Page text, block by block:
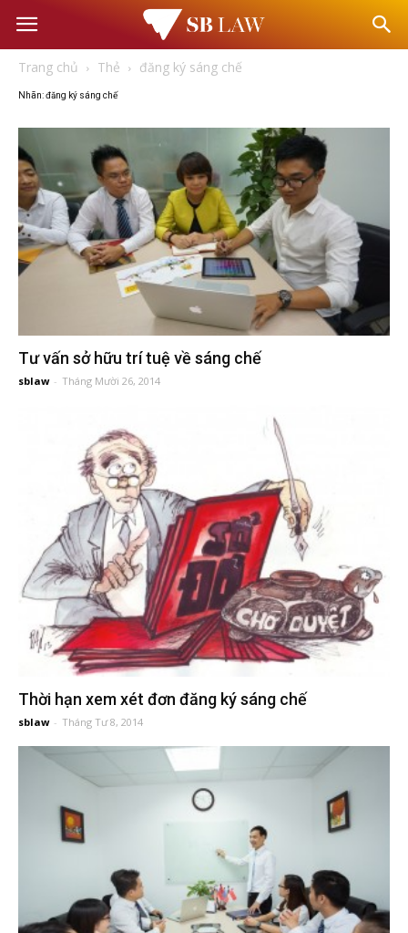
Văn
vấn
Trang chủ Thẻ đăng ký sáng chế
Nhãn: đăng ký sáng chế
Tư vấn sở hữu trí tuệ về sáng chế
sblaw - Tháng Mười 26, 2014
Thời hạn xem xét đơn đăng ký sáng chế
sblaw - Tháng Tư 8, 2014